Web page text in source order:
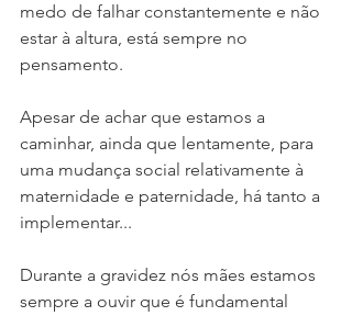
medo de falhar constantemente e não
estar à altura, está sempre no
pensamento.
Apesar de achar que estamos a
caminhar, ainda que lentamente, para
uma mudança social relativamente à
maternidade e paternidade, há tanto a
implementar...
Durante a gravidez nós mães estamos
sempre a ouvir que é fundamental